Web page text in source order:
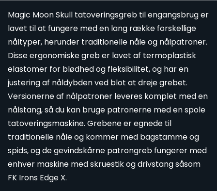
Magic Moon Skull tatoveringsgreb til engangsbrug er
lavet til at fungere med en lang række forskellige
nåltyper, herunder traditionelle nåleog nålpatroner.
Disse ergonomiske greb er lavet af termoplastisk
elastomer for blødhed og fleksibilitet, og har en
justering af nåldybden ved blot at dreje grebet.
Versionerne af nålpatroner leveres komplet med en
nålstang, så du kan bruge patronerne med enspole
tatoveringsmaskine. Grebene er egnede til
traditionelle nåle og kommer med bagstamme og
spids, og de gevindskårne patrongreb fungerer med
enhver maskine med skruestik og drivstang såsom
FK Irons Edge X.